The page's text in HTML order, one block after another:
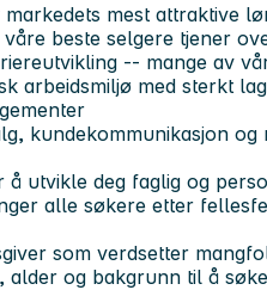
markedets mest attraktive
beste selgere tjener
-- mange av
arbeidsmiljø med sterkt
kundekommunikasjon og
å utvikle deg faglig og
alle søkere etter
som verdsetter
alder og bakgrunn til å